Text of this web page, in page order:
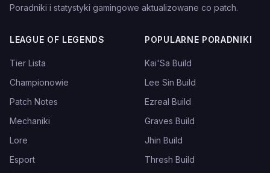
Poradniki i statystyki gamingowe aktualizowane co patch.
LEAGUE OF LEGENDS
Tier Lista
Championowie
Patch Notes
Mechaniki
Lore
Esport
POPULARNE PORADNIKI
Kai'Sa Build
Lee Sin Build
Ezreal Build
Graves Build
Jhin Build
Thresh Build